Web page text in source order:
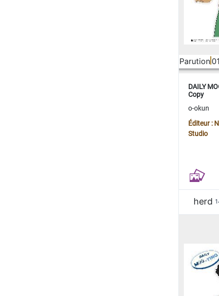
Parution
DAILY
Copy
o-okun
Éditeur :
Studio
herd